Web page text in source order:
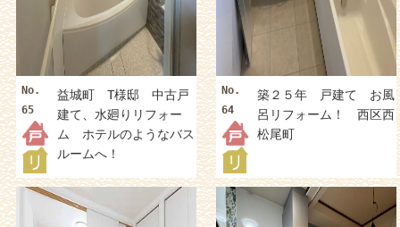
No.
65
益城町 T様邸 中古戸
建て、水廻りリフォー
ム ホテルのようなバス
ルームへ！
No.
64
築２５年 戸建て お風
呂リフォーム！ 西区西
松尾町